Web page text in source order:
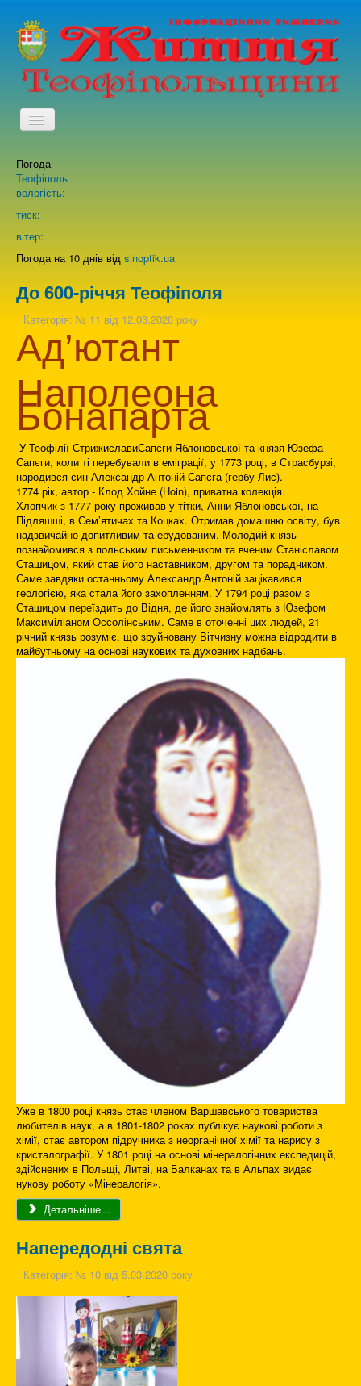
TPL_PROTOSTAR_TOGGLE_MENU
Про нас
Зворотній зв'язок
Погода
Теофіполь
вологість:
тиск:
вітер:
Погода на 10 днів від sinoptik.ua
До 600-річчя Теофіполя
Категорія: № 11 від 12.03.2020 року
Ад’ютант
Наполеона
Бонапарта
-У Теофілії СтрижиславиСапєги-Яблоновської та князя Юзефа
Сапєги, коли ті перебували в еміграції, у 1773 році, в Страсбурзі,
народився син Александр Антоній Сапєга (гербу Лис).
1774 рік, автор - Клод Хойне (Hoin), приватна колекція.
Хлопчик з 1777 року проживав у тітки, Анни Яблоновської, на
Підляшші, в Сем’ятичах та Коцках. Отримав домашню освіту, був
надзвичайно допитливим та ерудованим. Молодий князь
познайомився з польським письменником та вченим Станіславом
Сташицом, який став його наставником, другом та порадником.
Саме завдяки останньому Александр Антоній зацікавився
геологією, яка стала його захопленням. У 1794 році разом з
Сташицом переїздить до Відня, де його знайомлять з Юзефом
Максиміліаном Оссолінським. Саме в оточенні цих людей, 21
річний князь розуміє, що зруйновану Вітчизну можна відродити в
майбутньому на основі наукових та духовних надбань.
Уже в 1800 році князь стає членом Варшавського товариства
любителів наук, а в 1801-1802 роках публікує наукові роботи з
хімії, стає автором підручника з неорганічної хімії та нарису з
кристалографії. У 1801 році на основі мінералогічних експедицій,
здійснених в Польщі, Литві, на Балканах та в Альпах видає
нукову роботу «Мінералогія».
Детальніше...
Напередодні свята
Категорія: № 10 від 5.03.2020 року